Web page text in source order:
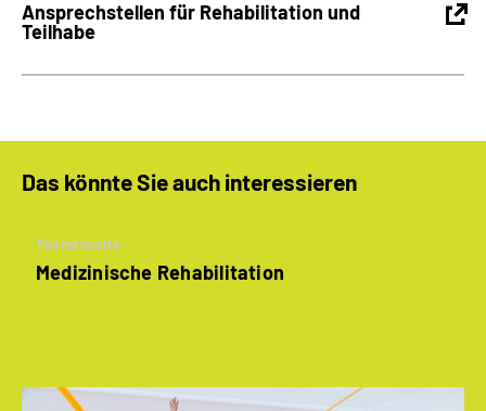
Ansprechstellen für Rehabilitation und
Teilhabe
Das könnte Sie auch interessieren
Themenseite
Medizinische Rehabilitation